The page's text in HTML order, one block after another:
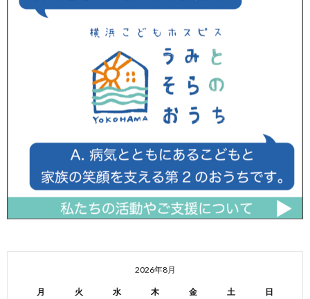
2026年8月
月 火 水 木 金 土 日